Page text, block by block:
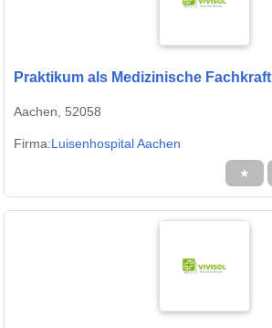
Praktikum als Medizinische Fachkraft
Aachen, 52058
Firma:Luisenhospital Aachen
★